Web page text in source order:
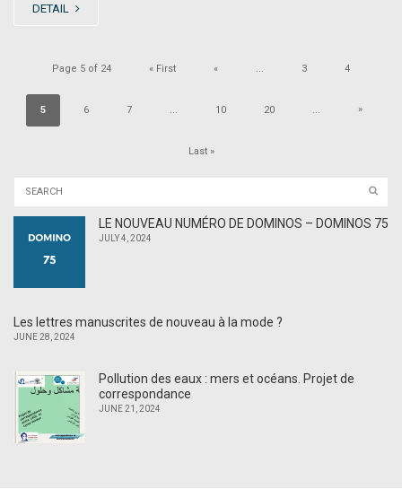
DETAIL
Page 5 of 24 « First « ... 3 4
5 6 7 ... 10 20 ... »
Last »
LE NOUVEAU NUMÉRO DE DOMINOS – DOMINOS 75
JULY 4, 2024
Les lettres manuscrites de nouveau à la mode ?
JUNE 28, 2024
Pollution des eaux : mers et océans. Projet de
correspondance
JUNE 21, 2024